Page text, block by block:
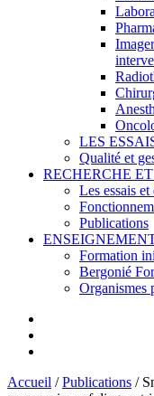
LES
Qualité et
RECHERCHE
Les essais
Publications
Formation
Bergonié
Organismes
Accueil /Publications /